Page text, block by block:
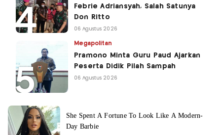
Febrie Adriansyah, Salah Satunya
Don Ritto
06 Agustus 2026
Megapolitan
Pramono Minta Guru Paud Ajarkan
Peserta Didik Pilah Sampah
06 Agustus 2026